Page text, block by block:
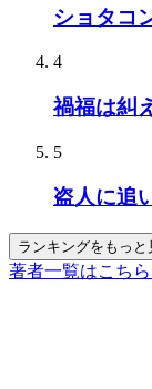
ショタコ
4
禍福は糾
5
盗人に追
ランキングをもっと
著者一覧はこちら